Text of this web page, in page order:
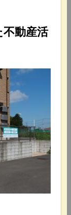
動産活